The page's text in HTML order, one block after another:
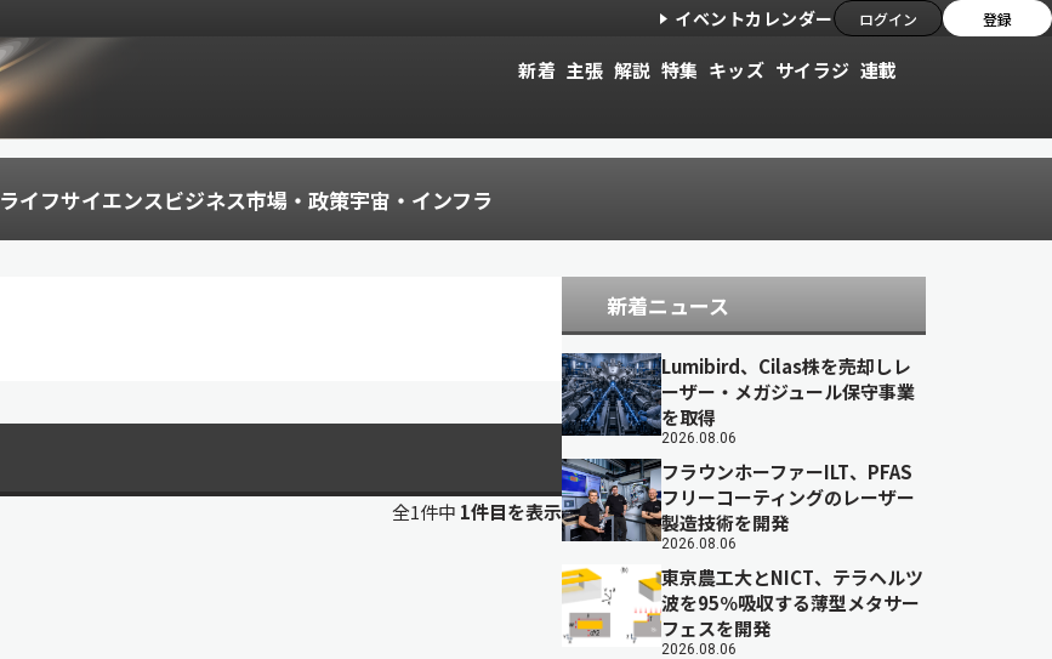
イベントカレンダー ログイン 登録
新着 主張 解説 特集 キッズ サイラジ 連載
ライフサイエンスビジネス市場・政策宇宙・インフラ
全1件中 1件目を表示
新着ニュース
Lumibird、Cilas株を売却しレ
ーザー・メガジュール保守事業
を取得
2026.08.06
フラウンホーファーILT、PFAS
フリーコーティングのレーザー
製造技術を開発
2026.08.06
東京農工大とNICT、テラヘルツ
波を95％吸収する薄型メタサー
フェスを開発
2026.08.06